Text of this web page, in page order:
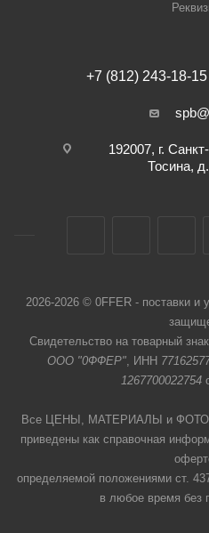
+7 (812) 243-18-15
192007, г.
Тосина,
2026-2026 © 0FFER - поставки и
Свидетельство на товарный
ООО "0ФФЕР", ИНН
1267700022754
Все ЦЕНЫ, МАТЕРИАЛЫ и
приведены как справочная
определяемой положениями ст.
в любое время без